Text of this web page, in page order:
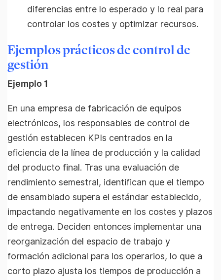
diferencias entre lo esperado y lo real para
controlar los costes y optimizar recursos.
Ejemplos prácticos de control de
gestión
Ejemplo 1
En una empresa de fabricación de equipos
electrónicos, los responsables de control de
gestión establecen KPIs centrados en la
eficiencia de la línea de producción y la calidad
del producto final. Tras una evaluación de
rendimiento semestral, identifican que el tiempo
de ensamblado supera el estándar establecido,
impactando negativamente en los costes y plazos
de entrega. Deciden entonces implementar una
reorganización del espacio de trabajo y
formación adicional para los operarios, lo que a
corto plazo ajusta los tiempos de producción a